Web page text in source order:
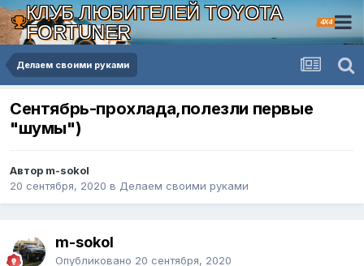
КЛУБ ЛЮБИТЕЛЕЙ TOYOTA
FORTUNER
4X4
Делаем своими руками
Сентябрь-прохлада,полезли первые
"шумы")
Автор m-sokol
20 сентября, 2020 в Делаем своими руками
m-sokol
Опубликовано 20 сентября, 2020